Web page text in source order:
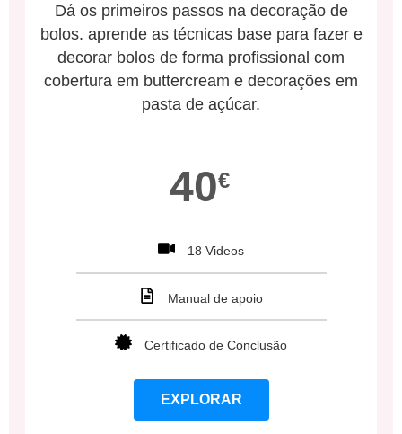
Dá os primeiros passos na decoração de
bolos. aprende as técnicas base para fazer e
decorar bolos de forma profissional com
cobertura em buttercream e decorações em
pasta de açúcar.
40€
18 Videos
Manual de apoio
Certificado de Conclusão
EXPLORAR